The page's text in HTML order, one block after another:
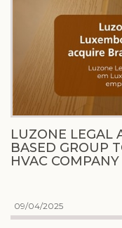
LUZONE LEGAL
BASED GROUP
HVAC COMPANY
09/04/2025